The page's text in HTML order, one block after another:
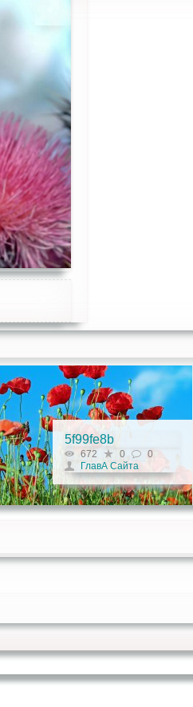
5f99fe8b
672 0
0
ГлавА Сайта